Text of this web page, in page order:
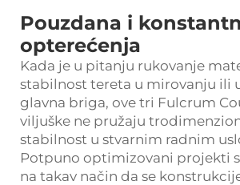
Pouzdana i
opterećenja
Kada je u pitanju rukovanje
stabilnost tereta u mirovanju ili
glavna briga, ove tri Fulcrum
viljuške ne pružaju
stabilnost u stvarnim radnim
Potpuno optimizovani projekti
na takav način da se